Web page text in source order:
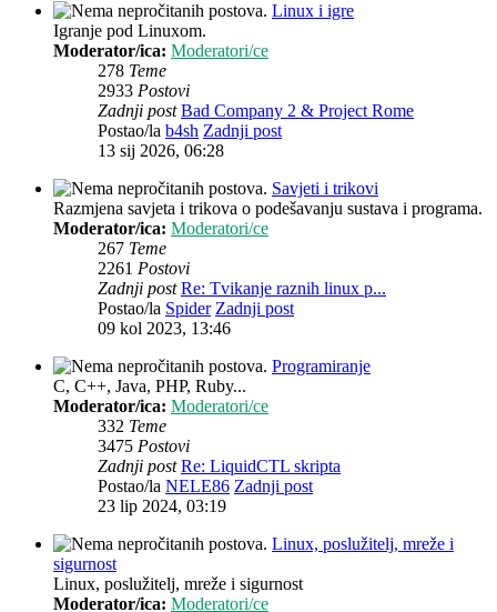
Linux i igre
Igranje pod Linuxom.
Moderator/ica: Moderatori/ce
278 Teme
2933 Postovi
Zadnji post Bad Company 2 & Project Rome
Postao/la b4sh Zadnji post
13 sij 2026, 06:28
Savjeti i trikovi
Razmjena savjeta i trikova o podešavanju sustava i programa.
Moderator/ica: Moderatori/ce
267 Teme
2261 Postovi
Zadnji post Re: Tvikanje raznih linux p...
Postao/la Spider Zadnji post
09 kol 2023, 13:46
Programiranje
C, C++, Java, PHP, Ruby...
Moderator/ica: Moderatori/ce
332 Teme
3475 Postovi
Zadnji post Re: LiquidCTL skripta
Postao/la NELE86 Zadnji post
23 lip 2024, 03:19
Linux, poslužitelj, mreže i
sigurnost
Linux, poslužitelj, mreže i sigurnost
Moderator/ica: Moderatori/ce